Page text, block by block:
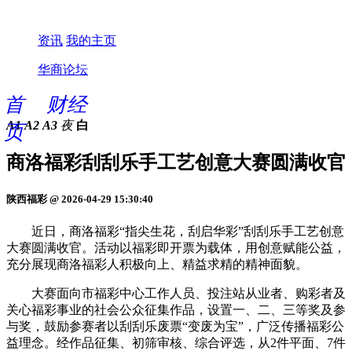
资讯 我的主页
华商论坛
首
页
财经
A1 A2 A3 夜 白
商洛福彩刮刮乐手工艺创意大赛圆满收官
陕西福彩 @ 2026-04-29 15:30:40
近日，商洛福彩“指尖生花，刮启华彩”刮刮乐手工艺创意
大赛圆满收官。活动以福彩即开票为载体，用创意赋能公益，
充分展现商洛福彩人积极向上、精益求精的精神面貌。
大赛面向市福彩中心工作人员、投注站从业者、购彩者及
关心福彩事业的社会公众征集作品，设置一、二、三等奖及参
与奖，鼓励参赛者以刮刮乐废票“变废为宝”，广泛传播福彩公
益理念。经作品征集、初筛审核、综合评选，从2件平面、7件